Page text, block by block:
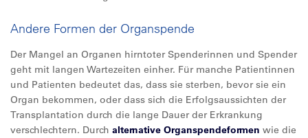
Andere Formen der Organspende
Der Mangel an Organen hirntoter Spenderinnen und Spender
geht mit langen Wartezeiten einher. Für manche Patientinnen
und Patienten bedeutet das, dass sie sterben, bevor sie ein
Organ bekommen, oder dass sich die Erfolgsaussichten der
Transplantation durch die lange Dauer der Erkrankung
verschlechtern. Durch alternative Organspendeformen wie die